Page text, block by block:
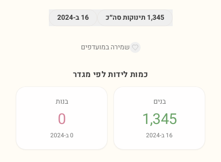
1,345 תינוקות סה״כ 16ב-2024
שמירה במועדפים
כמות לידות לפי מגדר
בנים
1,345
16 ב-2024
בנות
0
0ב-2024